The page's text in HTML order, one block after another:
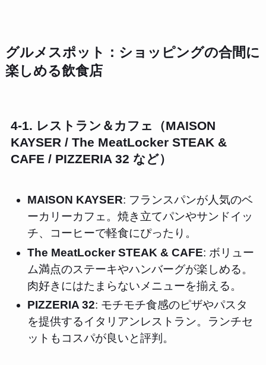
グルメスポット：ショッピングの合間に
楽しめる飲食店
4-1. レストラン＆カフェ（MAISON
KAYSER / The MeatLocker STEAK &
CAFE / PIZZERIA 32 など）
MAISON KAYSER: フランスパンが人気のベ
ーカリーカフェ。焼き立てパンやサンドイッ
チ、コーヒーで軽食にぴったり。
The MeatLocker STEAK & CAFE: ボリュー
ム満点のステーキやハンバーグが楽しめる。
肉好きにはたまらないメニューを揃える。
PIZZERIA 32: モチモチ食感のピザやパスタ
を提供するイタリアンレストラン。ランチセ
ットもコスパが良いと評判。